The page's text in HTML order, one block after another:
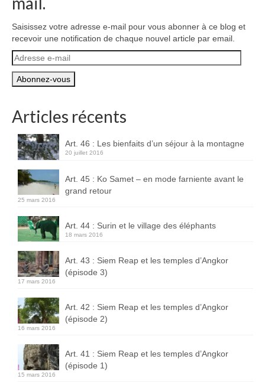
Saisissez votre adresse e-mail pour vous abonner à ce blog et
recevoir une notification de chaque nouvel article par email.
Adresse
e-
mail
Articles récents
Art. 46 : Les bienfaits d’un séjour à la montagne
20 juillet 2016
Art. 45 : Ko Samet – en mode farniente avant le
grand retour
25 mars 2016
Art. 44 : Surin et le village des éléphants
18 mars 2016
Art. 43 : Siem Reap et les temples d’Angkor
(épisode 3)
17 mars 2016
Art. 42 : Siem Reap et les temples d’Angkor
(épisode 2)
16 mars 2016
Art. 41 : Siem Reap et les temples d’Angkor
(épisode 1)
15 mars 2016